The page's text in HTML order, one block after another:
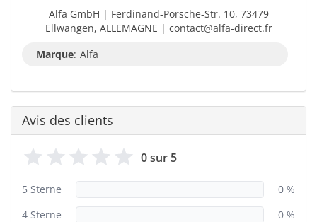
Alfa GmbH | Ferdinand-Porsche-Str. 10, 73479
Ellwangen, ALLEMAGNE | contact@alfa-direct.fr
Marque: Alfa
Avis des clients
0 sur 5
5 Sterne
0 %
4 Sterne
0 %